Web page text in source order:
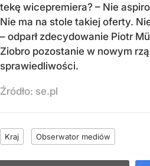
tekę wicepremiera? – Nie
Nie ma na stole takiej oferty.
– odparł zdecydowanie Piotr
Ziobro pozostanie w nowym
sprawiedliwości.
Źródło: se.pl
Kraj Obserwator mediów